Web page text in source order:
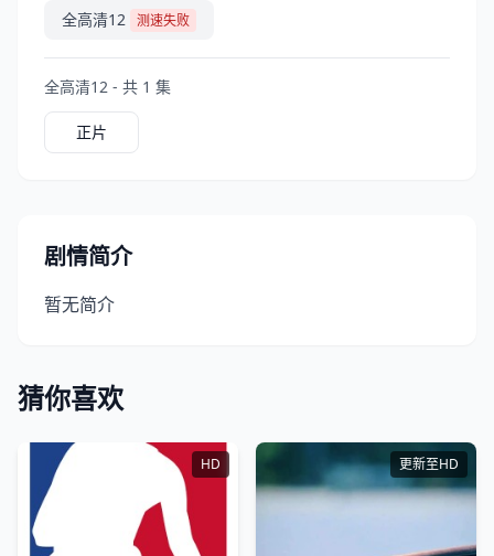
全高清12 测速失败
全高清12 - 共 1 集
正片
剧情简介
暂无简介
猜你喜欢
HD 更新至HD